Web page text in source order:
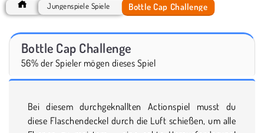
Jungenspiele Spiele Bottle Cap Challenge
Bottle Cap Challenge
56% der Spieler mögen dieses Spiel
Bei diesem durchgeknallten Actionspiel musst du
diese Flaschendeckel durch die Luft schießen, um alle